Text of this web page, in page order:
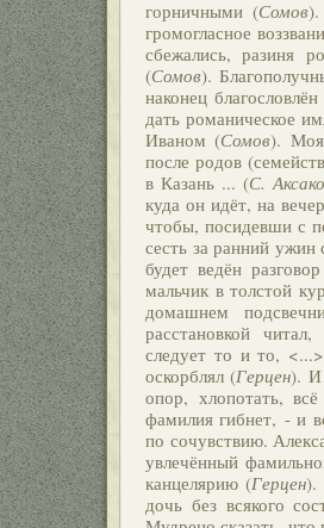
горничными (Сомов
громогласное
сбежались, разиня
(Сомов).
наконец
дать романическое
Иваном (Сомов). Моя
после родов
в Казань ... (С.
куда он идёт, на
чтобы, посидевши с
сесть за ранний
будет ведён
мальчик в толстой
домашнем
расстановкой
следует то и то,
оскорблял (Герцен). И
опор, хлопотать,
фамилия гибнет, - и
по сочувствию.
увлечённый
канцелярию (Герцен).
дочь без всякого